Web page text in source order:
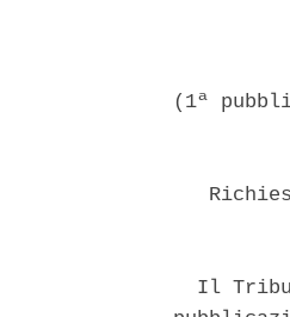
(1ª
Il